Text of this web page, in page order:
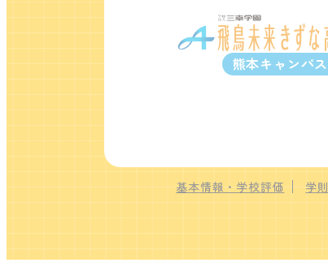
熊本キャンパス
基本情報・学校評価 学則